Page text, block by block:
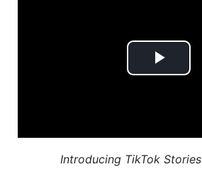
Play
Introducing TikTok Stories